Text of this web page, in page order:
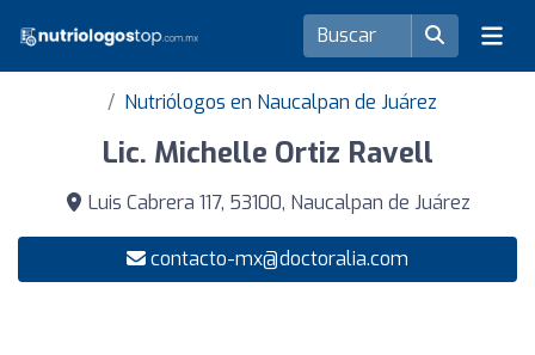
Nutriólogos en Naucalpan de Juárez
Lic. Michelle Ortiz Ravell
Luis Cabrera 117, 53100, Naucalpan de Juárez
contacto-mx@doctoralia.com